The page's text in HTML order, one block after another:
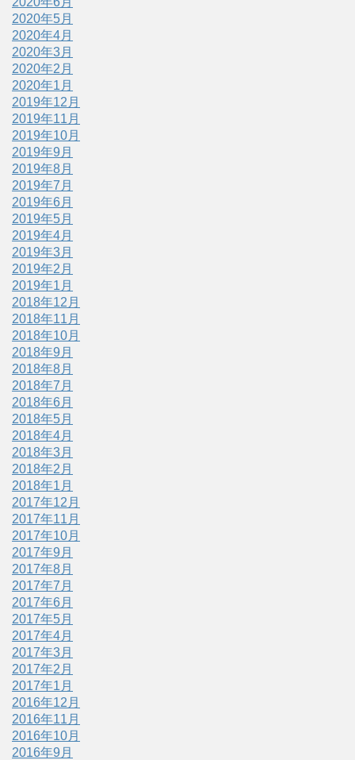
2020年5月
2020年4月
2020年3月
2020年2月
2020年1月
2019年12月
2019年11月
2019年10月
2019年9月
2019年8月
2019年7月
2019年6月
2019年5月
2019年4月
2019年3月
2019年2月
2019年1月
2018年12月
2018年11月
2018年10月
2018年9月
2018年8月
2018年7月
2018年6月
2018年5月
2018年4月
2018年3月
2018年2月
2018年1月
2017年12月
2017年11月
2017年10月
2017年9月
2017年8月
2017年7月
2017年6月
2017年5月
2017年4月
2017年3月
2017年2月
2017年1月
2016年12月
2016年11月
2016年10月
2016年9月